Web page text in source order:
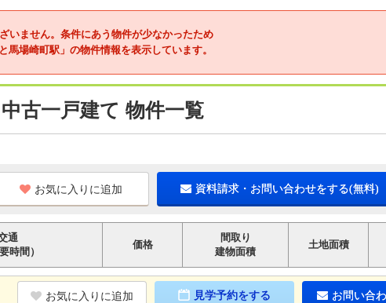
いません。条件にあう物件が少なかったため
馬場崎町駅」の物件情報を表示しています。
古一戸建て 物件一覧
お気に入りに追加 資料請求・お問い合わせをする(無料)
通
時間）
価格
間取り
建物面積
土地面積
お気に入りに追加 見学予約をする お問い合